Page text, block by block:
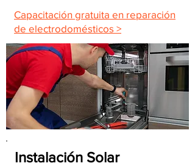
Capacitación gratuita en reparación
de electrodomésticos >
Instalación Solar